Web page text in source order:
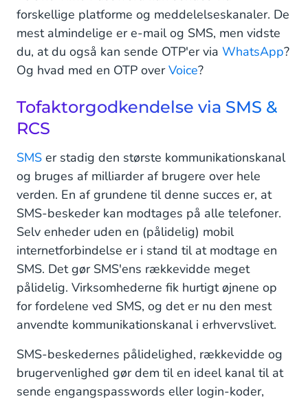
forskellige platforme og meddelelseskanaler. De
mest almindelige er e-mail og SMS, men vidste
du, at du også kan sende OTP'er via WhatsApp?
Og hvad med en OTP overVoice?
Tofaktorgodkendelse via SMS &
RCS
SMS er stadig den største kommunikationskanal
og bruges af milliarder af brugere over hele
verden. En af grundene til denne succes er, at
SMS-beskeder kan modtages på alle telefoner.
Selv enheder uden en (pålidelig) mobil
internetforbindelse er i stand til at modtage en
SMS. Det gør SMS'ens rækkevidde meget
pålidelig. Virksomhederne fik hurtigt øjnene op
for fordelene ved SMS, og det er nu den mest
anvendte kommunikationskanal i erhvervslivet.
SMS-beskedernes pålidelighed, rækkevidde og
brugervenlighed gør dem til en ideel kanal til at
sende engangspasswords eller login-koder,